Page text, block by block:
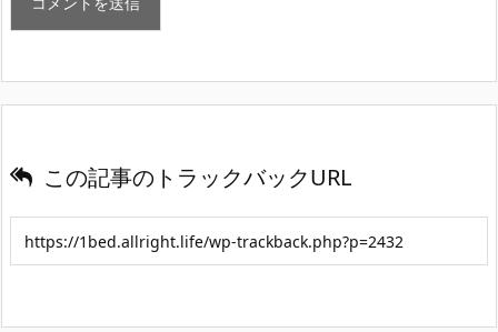
この記事のトラックバックURL